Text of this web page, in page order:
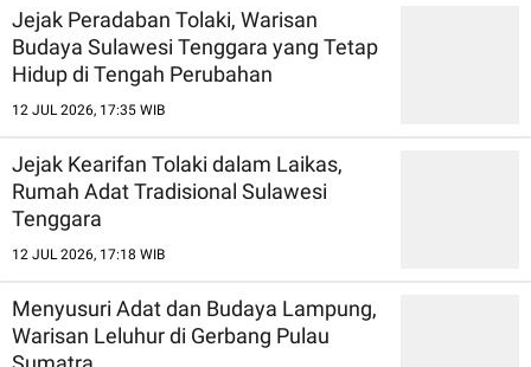
Jejak Peradaban Tolaki, Warisan
Budaya Sulawesi Tenggara yang Tetap
Hidup di Tengah Perubahan
12 JUL 2026, 17:35 WIB
Jejak Kearifan Tolaki dalam Laikas,
Rumah Adat Tradisional Sulawesi
Tenggara
12 JUL 2026, 17:18 WIB
Menyusuri Adat dan Budaya Lampung,
Warisan Leluhur di Gerbang Pulau